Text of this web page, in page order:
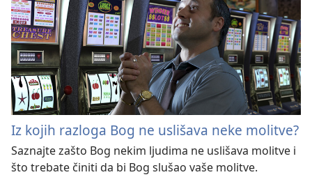
Iz kojih razloga Bog ne uslišava neke molitve?
Saznajte zašto Bog nekim ljudima ne uslišava molitve i
što trebate činiti da bi Bog slušao vaše molitve.